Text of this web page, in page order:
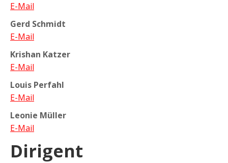
E-Mail
Gerd Schmidt
E-Mail
Krishan Katzer
E-Mail
Louis Perfahl
E-Mail
Leonie Müller
E-Mail
Dirigent